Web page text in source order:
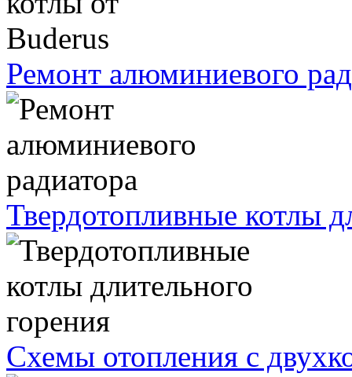
Ремонт алюминиевого
Твердотопливные котлы
Схемы отопления с